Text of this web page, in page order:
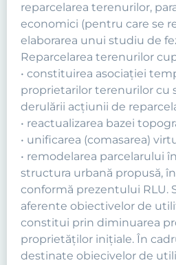
reparcelarea terenurilor,
economici (pentru care se
elaborarea unui studiu de
Reparcelarea terenurilor
• constituirea asociaţiei
proprietarilor terenurilor cu
derulării acţiunii de
• reactualizarea bazei
• unificarea (comasarea)
• remodelarea parcelarului
structura urbană propusă,
conformă prezentului RLU.
aferente obiectivelor de
constitui prin diminuarea
proprietăţilor iniţiale. În
destinate obiecivelor de